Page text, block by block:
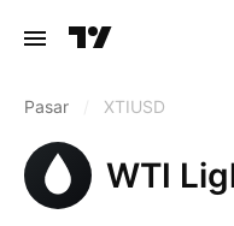
Pasar XTIUSD
WTI